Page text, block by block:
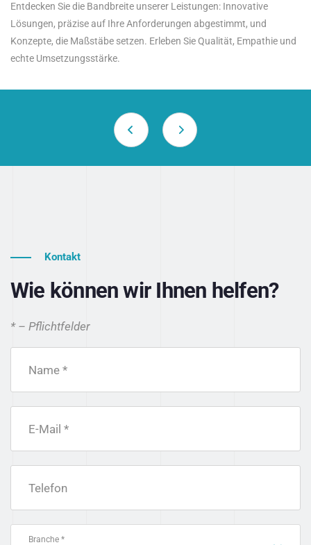
Entdecken Sie die Bandbreite unserer Leistungen: Innovative
Lösungen, präzise auf Ihre Anforderungen abgestimmt, und
Konzepte, die Maßstäbe setzen. Erleben Sie Qualität, Empathie und
echte Umsetzungsstärke.
Kontakt
Wie können wir Ihnen helfen?
* – Pflichtfelder
Name *
E-Mail *
Telefon
Branche *